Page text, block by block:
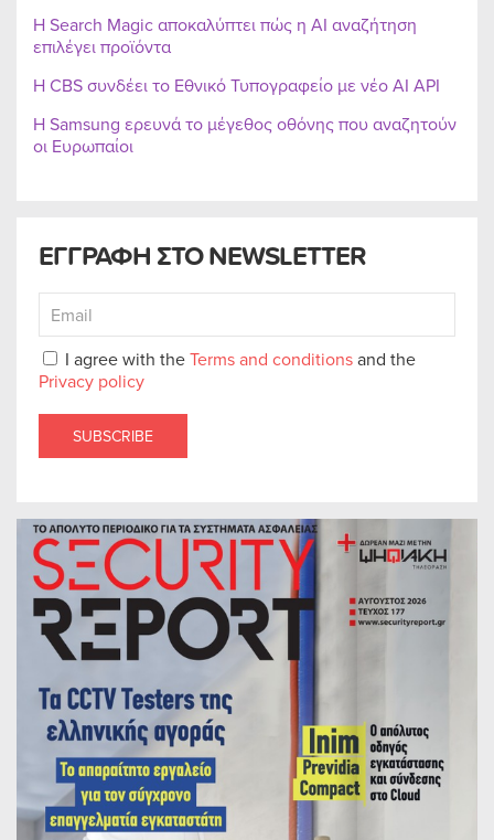
ΕΓΓΡΑΦΗ ΣΤΟ NEWSLETTER
I agree with theTerms and conditionsand the
Privacy policy
SUBSCRIBE
Η Search Magic αποκαλύπτει πώς η AI αναζήτηση
επιλέγει προϊόντα
Η CBS συνδέει το Εθνικό Τυπογραφείο με νέο AI API
Η Samsung ερευνά το μέγεθος οθόνης που αναζητούν
οι Ευρωπαίοι